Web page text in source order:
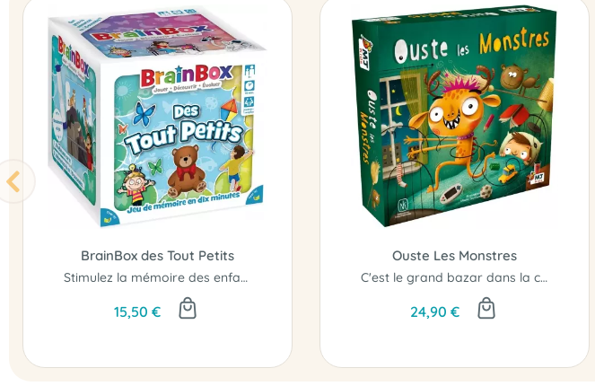
BrainBox des Tout Petits
Stimulez la mémoire des enfants !
15,50 €
Ouste Les Monstres
C'est le grand bazar dans la chambre où les montres se cachent derrière les objets...
24,90 €